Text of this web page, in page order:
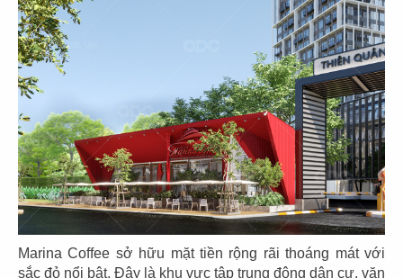
Marina Coffee sở hữu mặt tiền rộng rãi thoáng mát với
sắc đỏ nổi bật. Đây là khu vực tập trung đông dân cư, văn
09
KOI THÉ
CN Nguyễn Tri Phương
10
KOI THÉ
CN Estella